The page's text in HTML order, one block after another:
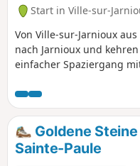
Start in Ville-sur-
Von Ville-sur-Jarnioux
nach Jarnioux und
einfacher Spaziergang
Goldene
Sainte-Paule